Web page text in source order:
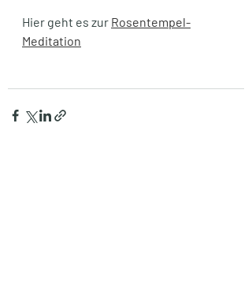
Hier geht es zur Rosentempel-
Meditation